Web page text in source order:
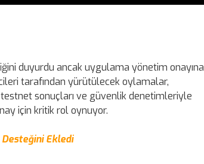
duyurdu ancak uygulama yönetim onayına
tarafından yürütülecek oylamalar,
sonuçları ve güvenlik denetimleriyle
için kritik rol oynuyor.
Desteğini Ekledi